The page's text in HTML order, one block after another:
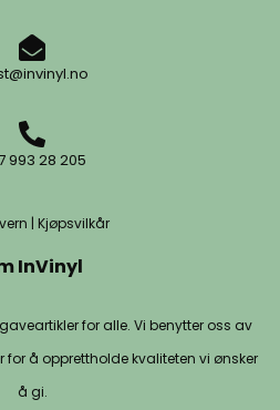
993 28 205
| Kjøpsvilkår
InVinyl
for alle. Vi benytter oss av
for å opprettholde kvaliteten vi ønsker
å gi.